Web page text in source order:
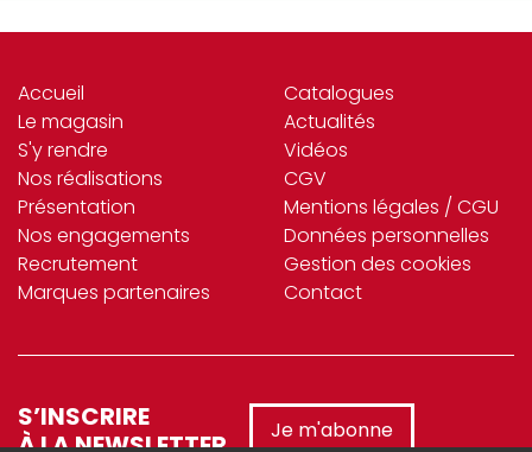
Accueil
Le magasin
S'y rendre
Nos réalisations
Présentation
Nos engagements
Recrutement
Marques partenaires
Catalogues
Actualités
Vidéos
CGV
Mentions légales / CGU
Données personnelles
Gestion des cookies
Contact
S’INSCRIRE
À LA NEWSLETTER
Je m'abonne